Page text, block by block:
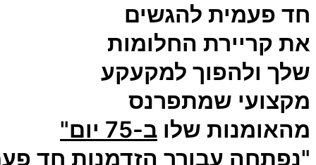
חד פעמית להגשים
את קריירת החלומות
שלך ולהפוך למקעקע
מקצועי שמתפרנס
מהאומנות שלו ב-75 יום"
"נפתחה עבורך הזדמנות חד